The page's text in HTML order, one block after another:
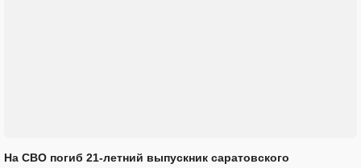
На СВО погиб 21-летний выпускник саратовского